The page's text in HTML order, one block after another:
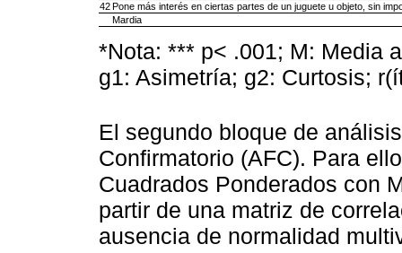
42 Pone más interés en ciertas partes de un juguete u objeto, sin
Mardia
*Nota: *** p< .001; M: Media
g1: Asimetría; g2: Curtosis;
El segundo bloque de
Confirmatorio (AFC). Para
Cuadrados Ponderados con
partir de una matriz de
ausencia de normalidad